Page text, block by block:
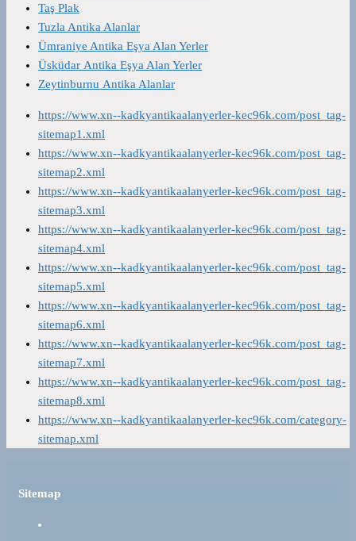
Taş Plak
Tuzla Antika Alanlar
Ümraniye Antika Eşya Alan Yerler
Üsküdar Antika Eşya Alan Yerler
Zeytinburnu Antika Alanlar
https://www.xn--kadkyantikaalanyerler-kec96k.com/post_tag-
sitemap1.xml
https://www.xn--kadkyantikaalanyerler-kec96k.com/post_tag-
sitemap2.xml
https://www.xn--kadkyantikaalanyerler-kec96k.com/post_tag-
sitemap3.xml
https://www.xn--kadkyantikaalanyerler-kec96k.com/post_tag-
sitemap4.xml
https://www.xn--kadkyantikaalanyerler-kec96k.com/post_tag-
sitemap5.xml
https://www.xn--kadkyantikaalanyerler-kec96k.com/post_tag-
sitemap6.xml
https://www.xn--kadkyantikaalanyerler-kec96k.com/post_tag-
sitemap7.xml
https://www.xn--kadkyantikaalanyerler-kec96k.com/post_tag-
sitemap8.xml
https://www.xn--kadkyantikaalanyerler-kec96k.com/category-
sitemap.xml
Sitemap